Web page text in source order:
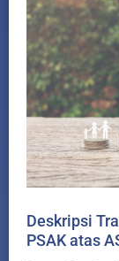
Deskripsi
PSAK atas